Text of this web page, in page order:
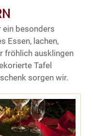
ein besonders
Essen, lachen,
fröhlich ausklingen
Tafel
sorgen wir.